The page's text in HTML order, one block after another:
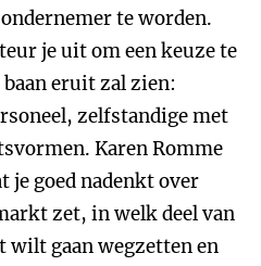
te worden.
je uit om een keuze te
eruit zal zien:
zelfstandige met
Karen Romme
je goed nadenkt over
zet, in welk deel van
wilt gaan wegzetten en